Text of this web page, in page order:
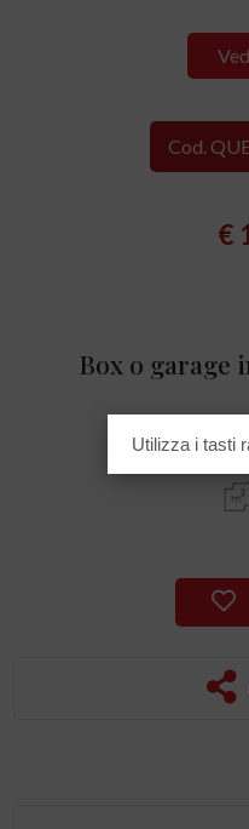
Cod.
€
Box o garage
Utilizza i tasti